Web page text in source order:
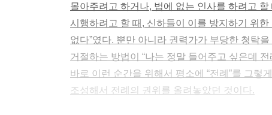
몰아주려고 하거나, 법에 없는 인사를 하려고
시행하려고 할 때, 신하들이 이를 방지하기 위
없다”였다. 뿐만 아니라 권력가가 부당한 청탁
거절하는 방법이 “나는 정말 들어주고 싶은데
바로 이런 순간을 위해서 평소에 “전례”를 그렇
조성해서 전례의 권위를 올려놓았던 것이다.